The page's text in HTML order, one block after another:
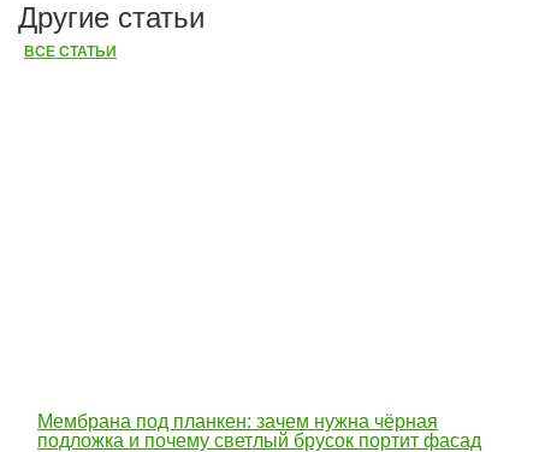
Другие статьи
ВСЕ СТАТЬИ
Мембрана под планкен: зачем нужна чёрная
подложка и почему светлый брусок портит фасад